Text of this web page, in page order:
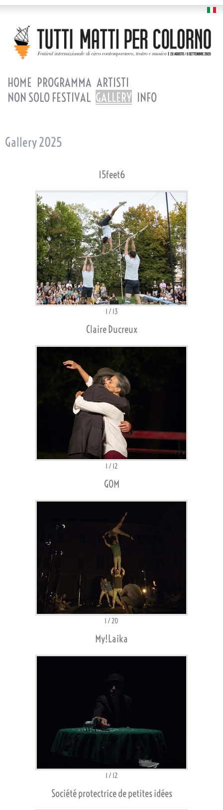
HOME PROGRAMMA ARTISTI
NON SOLO FESTIVAL GALLERY INFO
Gallery 2025
15feet6
1 /13
Claire Ducreux
1 /12
GOM
1 /20
My!Laika
1 /12
Société protectrice de petites idées